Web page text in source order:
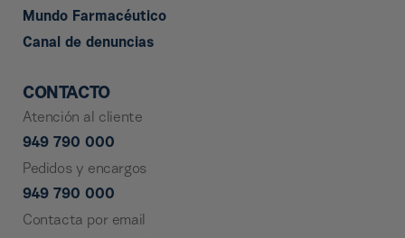
Mundo Farmacéutico
Canal de denuncias
CONTACTO
Atención al cliente
949 790 000
Pedidos y encargos
949 790 000
Contacta por email